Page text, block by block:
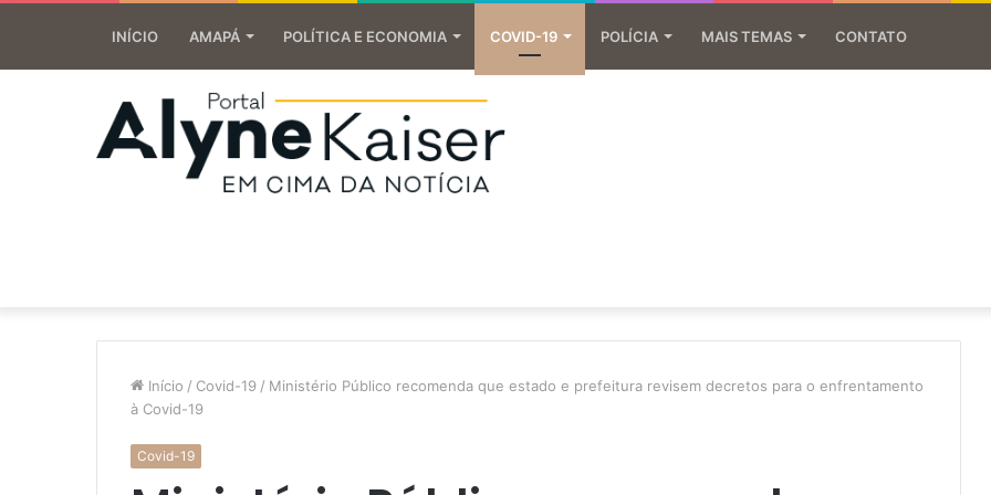
INÍCIO AMAPÁ POLÍTICA E ECONOMIA COVID-19 POLÍCIA MAIS TEMAS CONTATO
Início / Covid-19 / Ministério Público recomenda que estado e prefeitura revisem decretos para o enfrentamento
à Covid-19
Covid-19